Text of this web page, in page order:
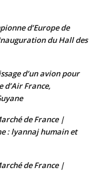
d’Europe de
du Hall des
d’un avion pour
d’Air France,
de France |
: lyannaj humain et
de France |